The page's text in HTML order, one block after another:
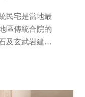
民宅是當地最
區傳統合院的
及玄武岩建造
。澎湖獨特的